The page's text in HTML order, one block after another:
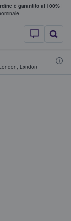
è garantito al 100%I
- Dove
London, London